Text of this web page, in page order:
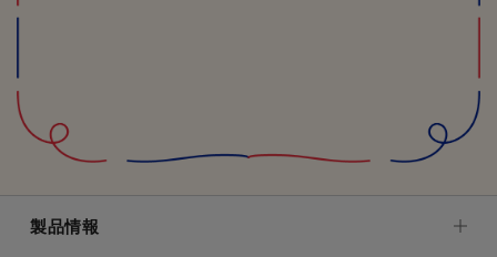
製品情報